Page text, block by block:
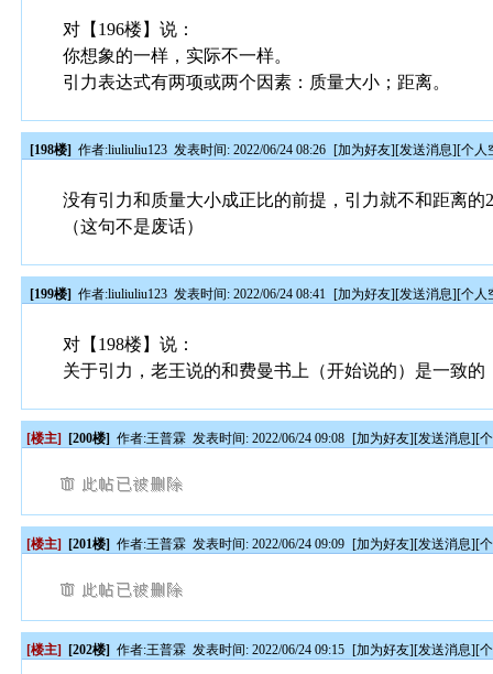
对【196楼】说：
你想象的一样，实际不一样。
引力表达式有两项或两个因素：质量大小；距离。
[198楼] 作者:liuliuliu123 发表时间: 2022/06/24 08:26 [加为好友][发送消息][个人
没有引力和质量大小成正比的前提，引力就不和距离的
（这句不是废话）
[199楼] 作者:liuliuliu123 发表时间: 2022/06/24 08:41 [加为好友][发送消息][个人
对【198楼】说：
关于引力，老王说的和费曼书上（开始说的）是一致
[楼主] [200楼] 作者:王普霖 发表时间: 2022/06/24 09:08 [加为好友][发送消息][
[楼主] [201楼] 作者:王普霖 发表时间: 2022/06/24 09:09 [加为好友][发送消息][
[楼主] [202楼] 作者:王普霖 发表时间: 2022/06/24 09:15 [加为好友][发送消息][